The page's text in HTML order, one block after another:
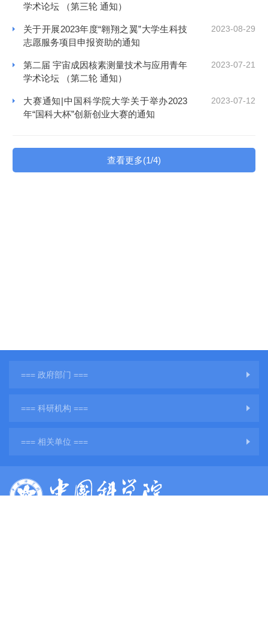
学术论坛 （第三轮 通知）
2023-08-29
关于开展2023年度“翱翔之翼”大学生科技
志愿服务项目申报资助的通知
2023-07-21
第二届 宇宙成因核素测量技术与应用青年
学术论坛 （第二轮 通知）
2023-07-12
大赛通知|中国科学院大学关于举办2023
年“国科大杯”创新创业大赛的通知
查看更多(1/4)
=== 政府部门 ===
=== 科研机构 ===
=== 相关单位 ===